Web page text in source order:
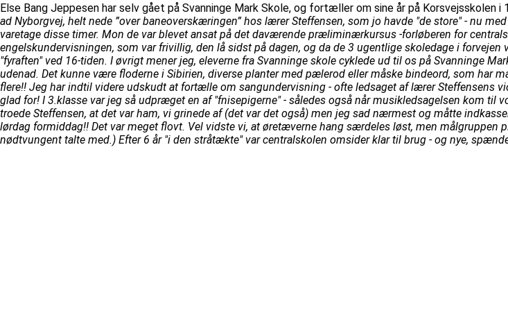
Else Bang Jeppesen har selv gået på Svanninge Mark Skole, og fortæller om sine år på Korsvejsskolen i
ad Nyborgvej, helt nede ”over baneoverskæringen” hos lærer Steffensen, som jo havde "de store" - nu
varetage disse timer. Mon de var blevet ansat på det daværende præliminærkursus -forløberen for
engelskundervisningen, som var frivillig, den lå sidst på dagen, og da de 3 ugentlige skoledage i
"fyraften" ved 16-tiden. I øvrigt mener jeg, eleverne fra Svanninge skole cyklede ud til os på Svanninge
udenad. Det kunne være floderne i Sibirien, diverse planter med pælerod eller måske bindeord, som har
flere!! Jeg har indtil videre udskudt at fortælle om sangundervisning - ofte ledsaget af lærer Steffensens
glad for! I 3.klasse var jeg så udpræget en af "fnisepigerne" - således også når musikledsagelsen kom
troede Steffensen, at det var ham, vi grinede af (det var det også) men jeg sad nærmest og måtte
lørdag formiddag!! Det var meget flovt. Vel vidste vi, at øretæverne hang særdeles løst, men
nødtvungent talte med.) Efter 6 år "i den stråtækte" var centralskolen omsider klar til brug - og nye,